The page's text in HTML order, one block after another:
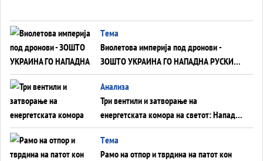
Tема
Виолетова империја под дронови -
ЗОШТО УКРАИНА ГО НАПАДНА РУСКИОТ
WILDBERRIES
Aнализа
Три вентили и затворање на
енергетската комора на светот: Нападот
во Суец најавува глобален енергетски
инфаркт?
Tема
Рамо на отпор и тврдина на патот кон